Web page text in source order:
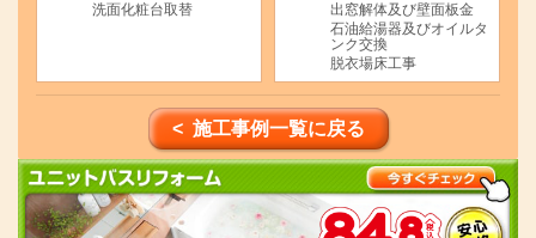
洗面化粧台取替
出窓解体及び壁面板金
石油給湯器及びオイルタ
ンク交換
脱衣場床工事
< 施工事例一覧に戻る